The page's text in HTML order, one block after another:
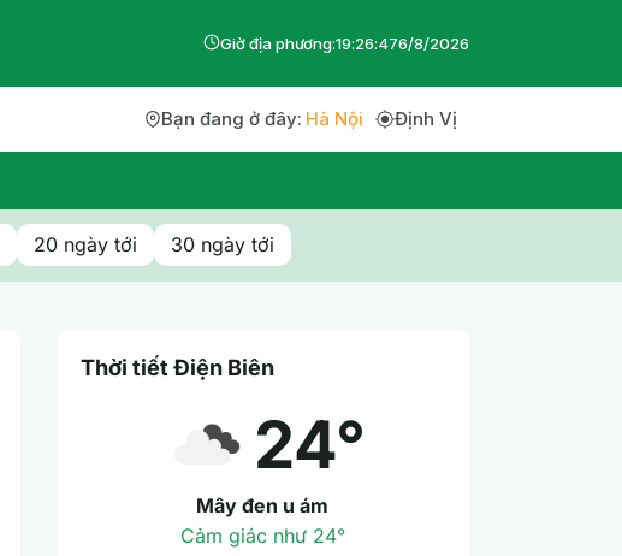
Giờ địa phương:19:26:486/8/2026
Bạn đang ở đây: Hà Nội Định Vị
20 ngày tới 30 ngày tới
Thời tiết Điện Biên
24°
Mây đen u ám
Cảm giác như 24°